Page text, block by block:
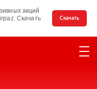
акций
Скачать
Скачать